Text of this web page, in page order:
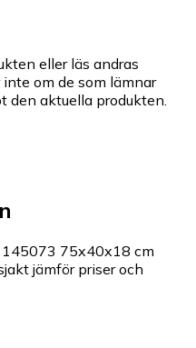
eller läs andras
om de som lämnar
den aktuella produkten.
75x40x18 cm
jämför priser och